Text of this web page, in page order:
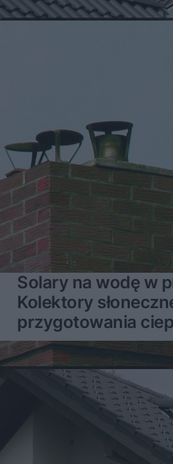
Solary na wodę w
Kolektory
przygotowania